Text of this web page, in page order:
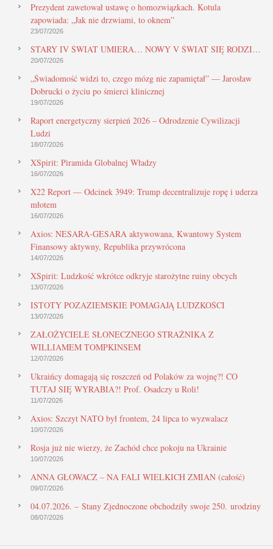
Prezydent zawetował ustawę o homozwiązkach. Kotula
zapowiada: „Jak nie drzwiami, to oknem”
23/07/2026
STARY IV ŚWIAT UMIERA… NOWY V ŚWIAT SIĘ RODZI…
20/07/2026
„Świadomość widzi to, czego mózg nie zapamiętał” — Jarosław
Dobrucki o życiu po śmierci klinicznej
19/07/2026
Raport energetyczny sierpień 2026 – Odrodzenie Cywilizacji
Ludzi
18/07/2026
XSpirit: Piramida Globalnej Władzy
16/07/2026
X22 Report — Odcinek 3949: Trump decentralizuje ropę i uderza
młotem
16/07/2026
Axios: NESARA-GESARA aktywowana, Kwantowy System
Finansowy aktywny, Republika przywrócona
14/07/2026
XSpirit: Ludzkość wkrótce odkryje starożytne ruiny obcych
13/07/2026
ISTOTY POZAZIEMSKIE POMAGAJĄ LUDZKOŚCI
13/07/2026
ZAŁOŻYCIELE SŁONECZNEGO STRAŻNIKA Z
WILLIAMEM TOMPKINSEM
12/07/2026
Ukraińcy domagają się roszczeń od Polaków za wojnę?! CO
TUTAJ SIĘ WYRABIA?! Prof. Osadczy u Roli!
11/07/2026
Axios: Szczyt NATO był frontem, 24 lipca to wyzwalacz
10/07/2026
Rosja już nie wierzy, że Zachód chce pokoju na Ukrainie
10/07/2026
ANNA GŁOWACZ – NA FALI WIELKICH ZMIAN (całość)
09/07/2026
04.07.2026. – Stany Zjednoczone obchodziły swoje 250. urodziny
08/07/2026